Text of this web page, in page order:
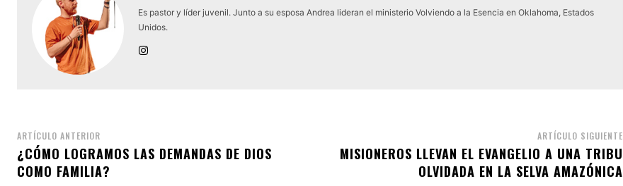
Es pastor y líder juvenil. Junto a su esposa Andrea lideran el ministerio Volviendo a la Esencia en Oklahoma, Estados
Unidos.
ARTÍCULO ANTERIOR
¿CÓMO LOGRAMOS LAS DEMANDAS DE DIOS
COMO FAMILIA?
ARTÍCULO SIGUIENTE
MISIONEROS LLEVAN EL EVANGELIO A UNA TRIBU
OLVIDADA EN LA SELVA AMAZÓNICA